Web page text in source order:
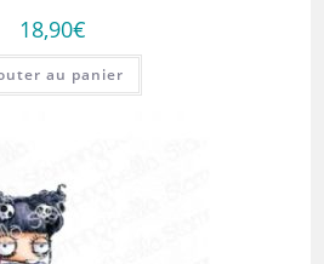
18,90€
au panier